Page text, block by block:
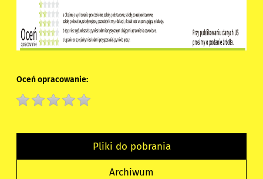
Oceń opracowanie:
Pliki do pobrania
Archiwum